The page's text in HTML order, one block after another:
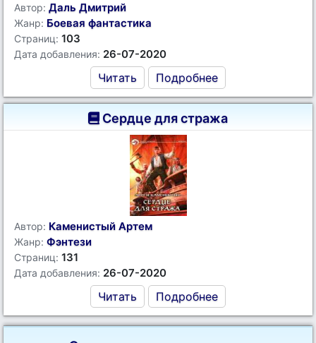
Автор: Даль Дмитрий
Жанр: Боевая фантастика
Страниц: 103
Дата добавления: 26-07-2020
Читать Подробнее
Сердце для стража
Автор: Каменистый Артем
Жанр: Фэнтези
Страниц: 131
Дата добавления: 26-07-2020
Читать Подробнее